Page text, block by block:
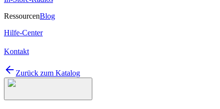
RessourcenBlog
Hilfe-Center
Kontakt
Zurück zum Katalog